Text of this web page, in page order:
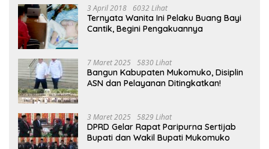
3 April 2018 6032 Lihat
Ternyata Wanita Ini Pelaku Buang Bayi
Cantik, Begini Pengakuannya
7 Maret 2025 5830 Lihat
Bangun Kabupaten Mukomuko, Disiplin
ASN dan Pelayanan Ditingkatkan!
3 Maret 2025 5829 Lihat
DPRD Gelar Rapat Paripurna Sertijab
Bupati dan Wakil Bupati Mukomuko